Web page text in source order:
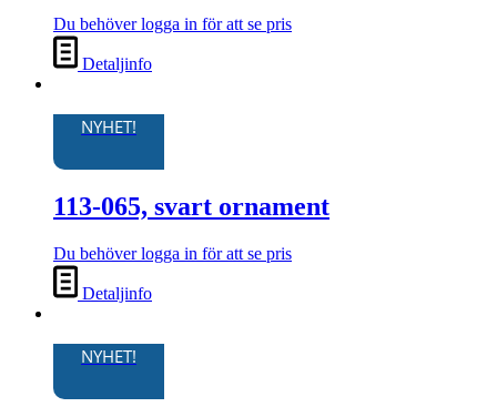
Du behöver logga in för att se pris
Detaljinfo
NYHET!
113-065, svart ornament
Du behöver logga in för att se pris
Detaljinfo
NYHET!